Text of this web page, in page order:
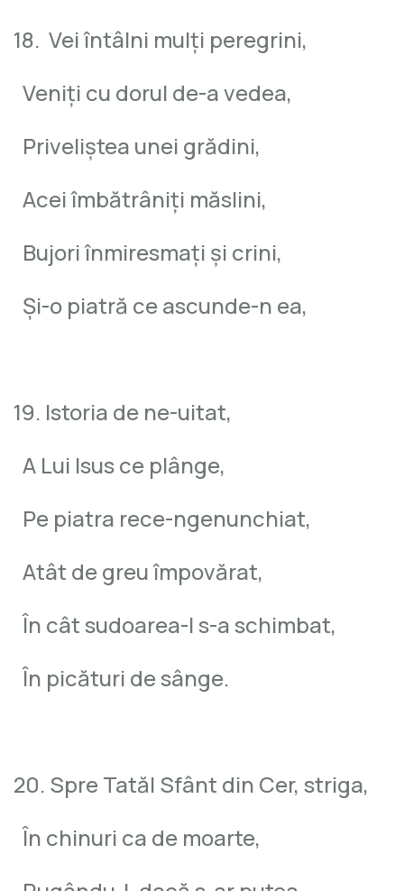
18. Vei întâlni mulţi peregrini,
Veniţi cu dorul de-a vedea,
Priveliştea unei grădini,
Acei îmbătrâniţi măslini,
Bujori înmiresmaţi şi crini,
Şi-o piatră ce ascunde-n ea,
19. Istoria de ne-uitat,
A Lui Isus ce plânge,
Pe piatra rece-ngenunchiat,
Atât de greu împovărat,
În cât sudoarea-I s-a schimbat,
În picături de sânge.
20. Spre Tatăl Sfânt din Cer, striga,
În chinuri ca de moarte,